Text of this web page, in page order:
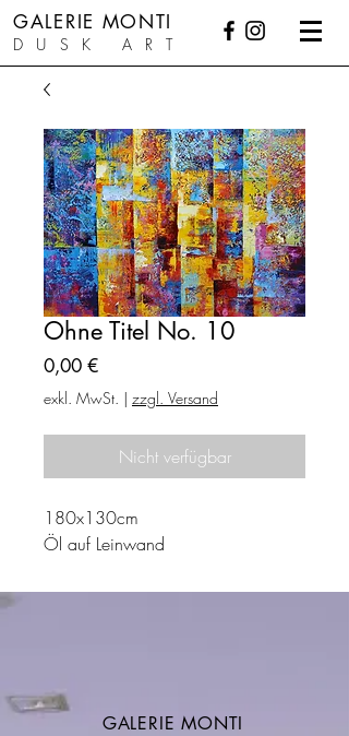
GALERIE MONTI
DUSK ART
Ohne Titel No. 10
0,00 €Preis
exkl. MwSt. | zzgl. Versand
Nicht verfügbar
180x130cm
Öl auf Leinwand
GALERIE MONTI